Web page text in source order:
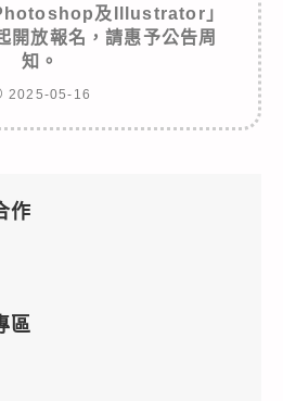
及Illustrator」
開放報名，請惠予公告周
知。
2025-05-16
作
區